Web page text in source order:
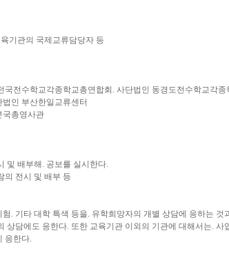
기관의 국제교류담당자 등
국전수학교각종학교총연합회. 사단법인 동경도전수학교각종
인 부산한일교류센터
국총영사관
및 배부해. 공보를 실시한다.
의 전시 및 배부 등
. 기타 대학 특색 등을. 유학희망자의 개별 상담에 응하는 것
상담에도 응한다. 또한 교육기관 이외의 기관에 대해서는. 사
응한다.